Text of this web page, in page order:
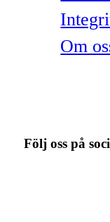
Om
Följ oss på